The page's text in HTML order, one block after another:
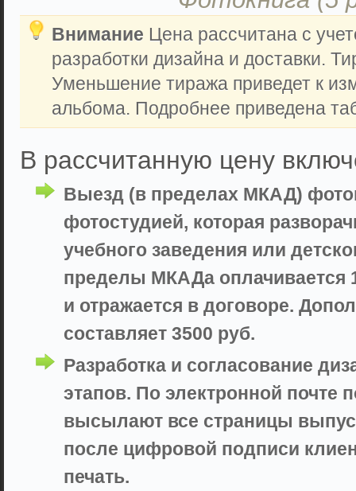
Внимание Цена рассчитана с
разработки дизайна и доставки.
Уменьшение тиража приведет к
альбома. Подробнее приведена
В рассчитанную цену
Выезд (в пределах МКАД)
фотостудией, которая
учебного заведения или
пределы МКАДа оплачивается
и отражается в договоре.
составляет 3500 руб.
Разработка и согласование
этапов. По электронной почте
высылают все страницы
после цифровой подписи
печать.